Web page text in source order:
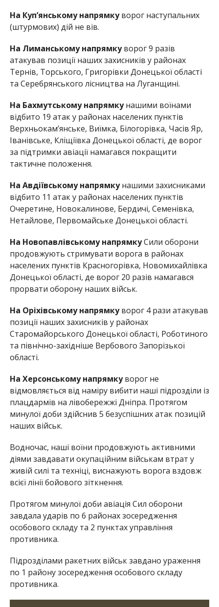
На Куп’янському напрямкуворог наступальних
(штурмових) дій не вів.
На Лиманському напрямкуворог 9 разів
атакував позиції наших захисників у районах
Тернів, Торського, Григорівки Донецької області
та Серебрянського лісництва на Луганщині.
На Бахмутському напрямкунашими воїнами
відбито 19 атак у районах населених пунктів
Верхньокам’янське, Виїмка, Білогорівка, Часів Яр,
Іванівське, Кліщіївка Донецької області, де ворог
за підтримки авіації намагався покращити
тактичне положення.
На Авдіївському напрямкунашими захисниками
відбито 11 атак у районах населених пунктів
Очеретине, Новокалинове, Бердичі, Семенівка,
Нетайлове, Первомайське Донецької області.
На Новопавлівському напрямкуСили оборони
продовжують стримувати ворога в районах
населених пунктів Красногорівка, Новомихайлівка
Донецької області, де ворог 20 разів намагався
прорвати оборону наших військ.
На Оріхівському напрямкуворог 4 рази атакував
позиції наших захисників у районах
Старомайорського Донецької області, Роботиного
та північно-західніше Вербового Запорізької
області.
На Херсонському напрямкуворог не
відмовляється від наміру вибити наші підрозділи із
плацдармів на лівобережжі Дніпра. Протягом
минулої доби здійснив 5 безуспішних атак позицій
наших військ.
Водночас, наші воїни продовжують активними
діями завдавати окупаційним військам втрат у
живій силі та техніці, виснажують ворога вздовж
всієї лінії бойового зіткнення.
Протягом минулої доби авіація Сил оборони
завдала ударів по 6 районах зосередження
особового складу та 2 пунктах управління
противника.
Підрозділами ракетних військ завдано ураження
по 1 району зосередження особового складу
противника.